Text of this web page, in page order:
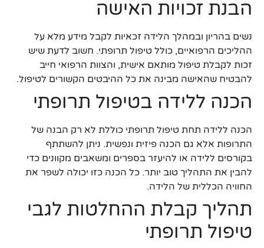
הבנת זכויות האישה
נשים בהריון ובמהלך הלידה זכאיות לקבל מידע מלא על
ההליכים הרפואיים, כולל טיפול תרופתי. חשוב לדעת שיש
זכות לקבלת טיפול מותאם אישית, והצוות הרפואי חייב
להבטיח שהאישה מבינה את כל ההיבטים הקשורים לטיפול.
הכנה ללידה בטיפול תרופתי
הכנה ללידה תחת טיפול תרופתי כוללת לא רק הבנה של
התרופות אלא גם הכנה פיזית ונפשית. ניתן להשתתף
בקורסים ללידה או להיעזר בספרים ומשאבים מקוונים כדי
להבין את התהליך טוב יותר. כל הכנה כזו יכולה לשפר את
החוויה הכללית של הלידה.
תהליך קבלת ההחלטות לגבי
טיפול תרופתי